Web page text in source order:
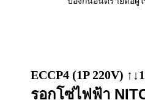
ECCP4 (1P 220V)
รอกโซ่ไฟฟ้า